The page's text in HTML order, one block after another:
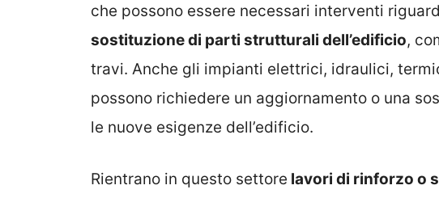
che possono essere necessari interventi
sostituzione di parti strutturali dell’edificio,
travi. Anche gli impianti elettrici, idraulici,
possono richiedere un aggiornamento o una
le nuove esigenze dell’edificio.
Rientrano in questo settore lavori di rinforzo o